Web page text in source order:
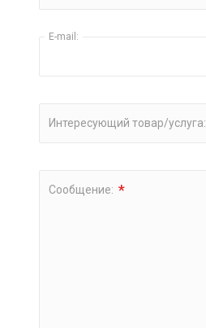
E-mail:
Интересующий товар/услуга:
Сообщение: *